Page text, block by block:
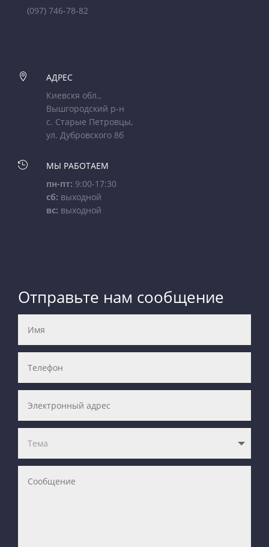
(097) 746-78-82

АДРЕС
Киевскя обл.,
Вышгородский р-н
с. Старые Петровцы,
ул. Дубровского 8б

МЫ РАБОТАЕМ
пн-пт: 9:00-17:30
сб: выходной
вс: выходной
Отправьте нам сообщение